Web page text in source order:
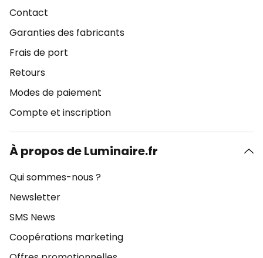
Contact
Garanties des fabricants
Frais de port
Retours
Modes de paiement
Compte et inscription
À propos de Luminaire.fr
Qui sommes-nous ?
Newsletter
SMS News
Coopérations marketing